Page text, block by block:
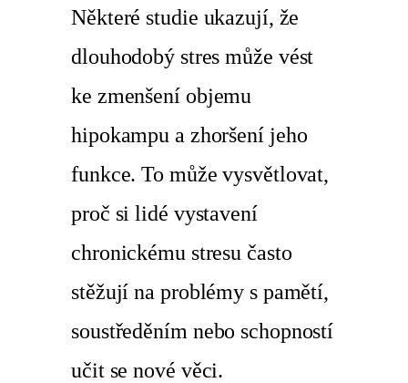
Některé studie ukazují, že
dlouhodobý stres může vést
ke zmenšení objemu
hipokampu a zhoršení jeho
funkce. To může vysvětlovat,
proč si lidé vystavení
chronickému stresu často
stěžují na problémy s pamětí,
soustředěním nebo schopností
učit se nové věci.